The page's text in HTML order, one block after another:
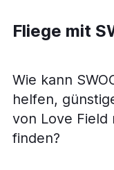
Flüge von Dallas/
Flüge von Love
Fliege mit
Wie kann
helfen,
von Love Field
finden?